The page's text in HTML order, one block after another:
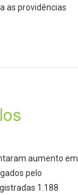
as providências
aumento em
pelo
1.188